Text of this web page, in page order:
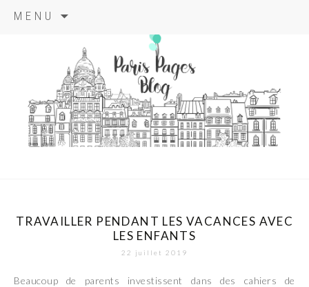
MENU
principal
paris pages
blog
TRAVAILLER PENDANT LES VACANCES AVEC
LES ENFANTS
22 juillet 2019
Beaucoup de parents investissent dans des cahiers de